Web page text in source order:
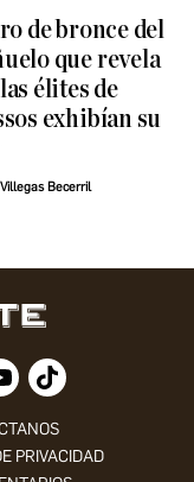
de bronce del
que revela
élites de
exhibían su
Becerril
PRIVACIDAD